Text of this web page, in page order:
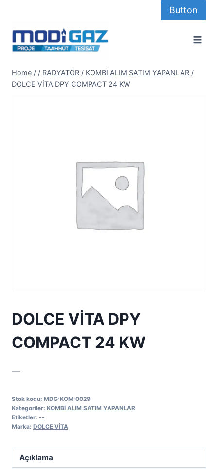
content
Button
Home / / RADYATÖR / KOMBİ ALIM SATIM YAPANLAR /
DOLCE VİTA DPY COMPACT 24 KW
DOLCE VİTA DPY
COMPACT 24 KW
—
Stok kodu: MDG:KOM:0029
Kategoriler: KOMBİ ALIM SATIM YAPANLAR
Etiketler: --
Marka: DOLCE VİTA
Açıklama